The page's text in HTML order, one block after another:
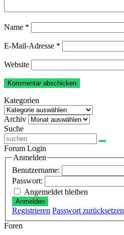
Name *
E-Mail-Adresse *
Website
Kategorien
Kategorien
Archiv Archiv
Suche
Forum Login
Anmelden
Benutzername:
Passwort:
Angemeldet bleiben
Anmelden
Registrieren Passwort zurücksetzen
Foren